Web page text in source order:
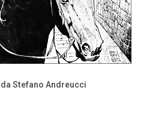
Stefano Andreucci